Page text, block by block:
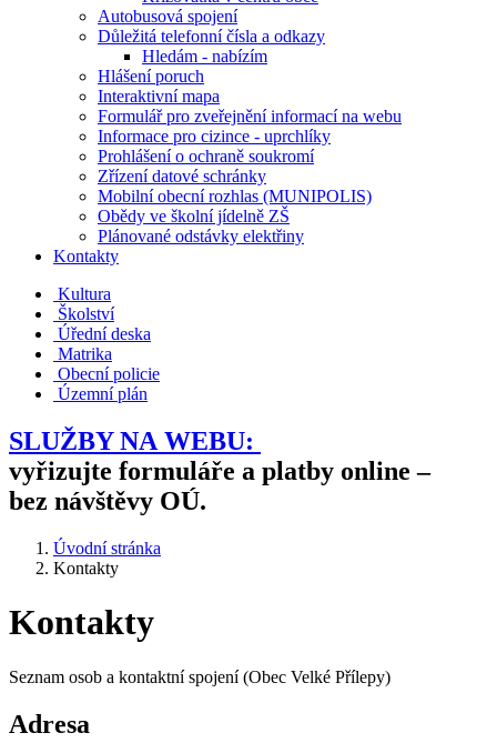
Autobusová spojení
Důležitá telefonní čísla a odkazy
Hledám - nabízím
Hlášení poruch
Interaktivní mapa
Formulář pro zveřejnění informací na webu
Informace pro cizince - uprchlíky
Prohlášení o ochraně soukromí
Zřízení datové schránky
Mobilní obecní rozhlas (MUNIPOLIS)
Obědy ve školní jídelně ZŠ
Plánované odstávky elektřiny
Kontakty
Kultura
Školství
Úřední deska
Matrika
Obecní policie
Územní plán
SLUŽBY NA WEBU:
vyřizujte formuláře a platby online –
bez návštěvy OÚ.
Úvodní stránka
Kontakty
Kontakty
Seznam osob a kontaktní spojení (Obec Velké Přílepy)
Adresa